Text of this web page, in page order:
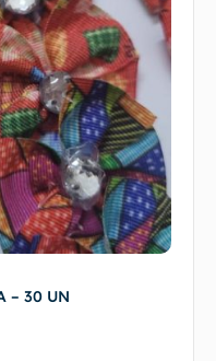
– 30 UN